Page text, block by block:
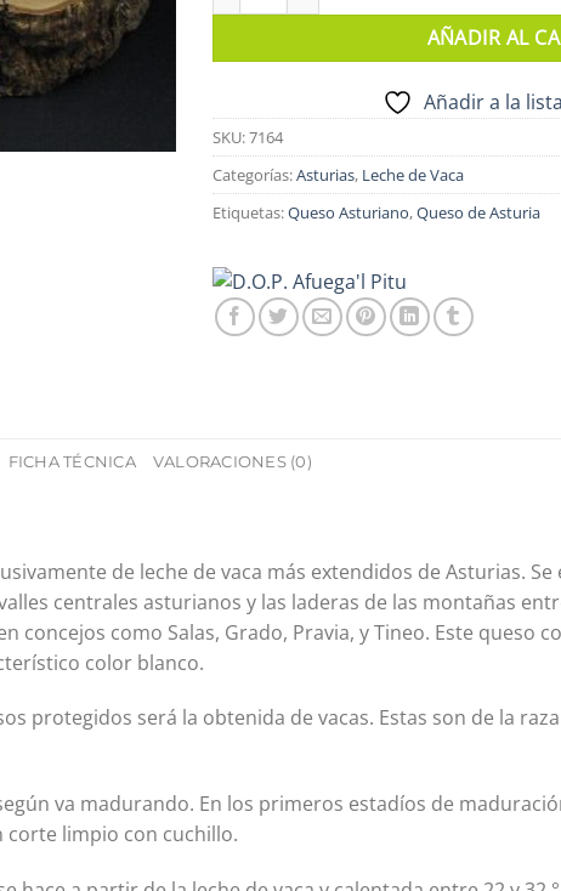
AÑADIR AL
Añadir a la
SKU:7164
Categorías:Asturias, Leche de Vaca
Etiquetas:Queso Asturiano,Queso de Asturia
FICHA TÉCNICA VALORACIONES (0)
de leche de vaca más extendidos de Asturias.
centrales asturianos y las laderas de las montañas
como Salas, Grado, Pravia, y Tineo. Este queso
color blanco.
protegidos será la obtenida de vacas. Estas son de la
va madurando. En los primeros estadíos de
limpio con cuchillo.